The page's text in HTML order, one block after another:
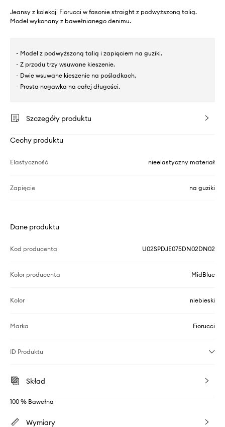
Jeansy z kolekcji Fiorucci w fasonie straight z podwyższoną talią.
Model wykonany z bawełnianego denimu.
- Model z podwyższoną talią i zapięciem na guziki.
- Z przodu trzy wsuwane kieszenie.
- Dwie wsuwane kieszenie na pośladkach.
- Prosta nogawka na całej długości.
Szczegóły produktu
Cechy produktu
Elastyczność nieelastyczny materiał
Zapięcie na guziki
Dane produktu
Kod producenta U02SPDJE075DN02DN02
Kolor producenta MidBlue
Kolor niebieski
Marka Fiorucci
ID Produktu
Skład
100 % Bawełna
Wymiary